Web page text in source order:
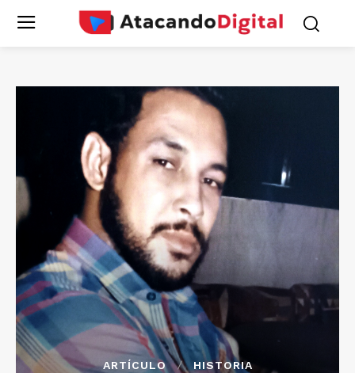
ARTÍCULO HISTORIA